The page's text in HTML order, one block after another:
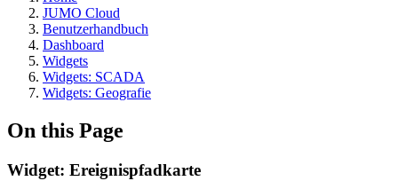
JUMO Cloud
Benutzerhandbuch
Dashboard
Widgets
Widgets: SCADA
Widgets: Geografie
On this Page
Widget: Ereignispfadkarte